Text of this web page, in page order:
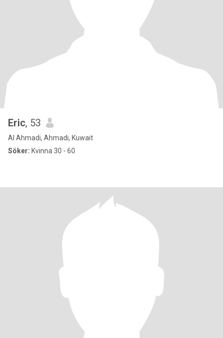
Eric, 53
Al Ahmadi, Ahmadi, Kuwait
Söker: Kvinna 30 - 60